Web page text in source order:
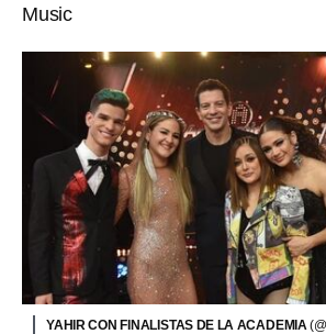
Music
YAHIR CON FINALISTAS DE LA ACADEMIA